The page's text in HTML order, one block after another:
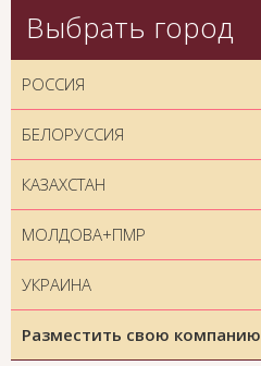
Выбрать город
РОССИЯ
БЕЛОРУССИЯ
КАЗАХСТАН
МОЛДОВА+ПМР
УКРАИНА
Разместить свою компанию